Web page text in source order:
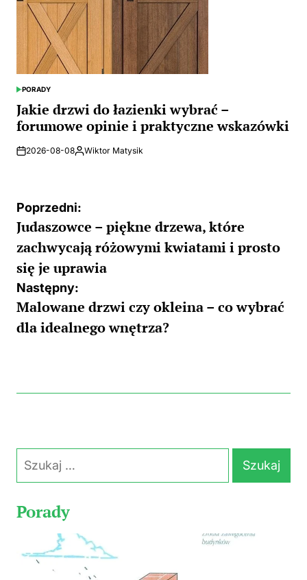
POSTED
IN
PORADY
Jakie drzwi do łazienki wybrać –
forumowe opinie i praktyczne wskazówki
2026-08-08Posted
Wiktor Matysik
Nawigacja
wpisu
Poprzedni:
Judaszowce – piękne drzewa, które
zachwycają różowymi kwiatami i prosto
się je uprawia
Następny:
Malowane drzwi czy okleina – co wybrać
dla idealnego wnętrza?
Szukaj:
Porady